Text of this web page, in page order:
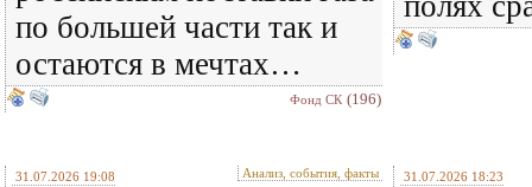
по большей части так и
остаются в мечтах…
Фонд СК (196)
31.07.2026 19:08 Анализ, события, факты 31.07.2026 18:23